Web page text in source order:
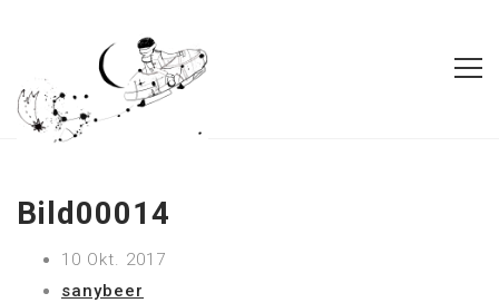
Bild00014
10 Okt. 2017
sanybeer